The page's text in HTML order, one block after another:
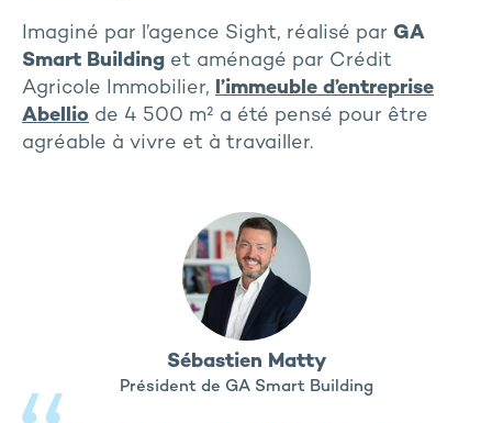
Imaginé par l’agence Sight, réalisé par GA
Smart Building et aménagé par Crédit
Agricole Immobilier, l’immeuble d’entreprise
Abellio de 4 500 m² a été pensé pour être
agréable à vivre et à travailler.
Sébastien Matty
Président de GA Smart Building